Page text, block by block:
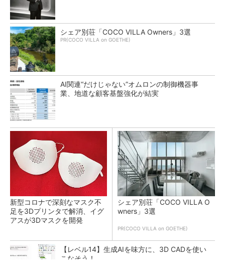
シェア別荘「COCO VILLA Owners」3選
PR(COCO VILLA on GOETHE)
AI関連“だけじゃない”オムロンの制御機器事
業、地道な顧客基盤強化が結実
新型コロナで深刻なマスク不
足を3Dプリンタで解消、イグ
アスが3Dマスクを開発
シェア別荘「COCO VILLA O
wners」3選
PR(COCO VILLA on GOETHE)
【レベル14】生成AIを味方に、3D CADを使い
こなそう！